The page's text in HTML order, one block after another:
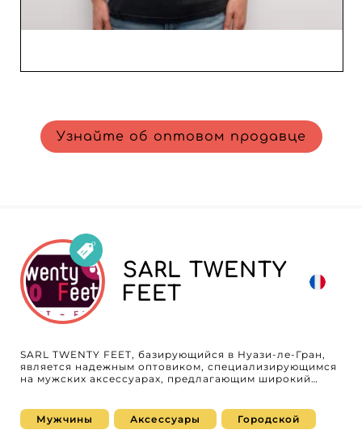
Узнайте об оптовом продавце
SARL TWENTY
FEET
SARL TWENTY FEET, базирующийся в Нуази-ле-Гран,
является надежным оптовиком, специализирующимся
на мужских аксессуарах, предлагающим широкий
предпочтительный партнер для ритейлеров,
стремящихся обогатить свой ассортимент, SARL
Мужчины Аксессуары Городской